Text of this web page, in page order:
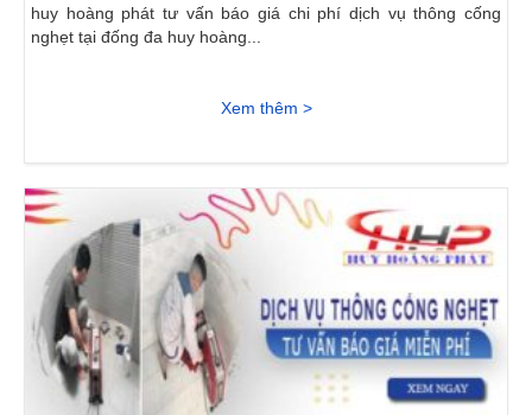
huy hoàng phát tư vấn báo giá chi phí dịch vụ thông cống
nghẹt tại đống đa huy hoàng...
Xem thêm >